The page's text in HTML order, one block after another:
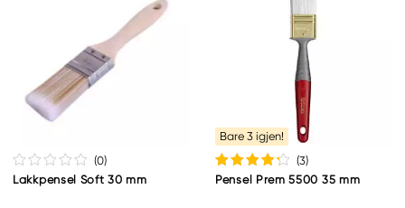
(0)
Lakkpensel Soft 30 mm
Bare 3 igjen!
(3)
Pensel Prem 5500 35 mm